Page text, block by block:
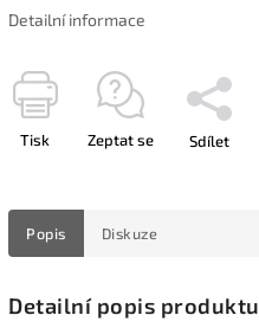
Detailní informace
Tisk Zeptat se Sdílet
Popis Diskuze
Detailní popis produktu